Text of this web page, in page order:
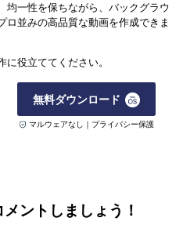
均一性を保ちながら、バックグラウ
ロ並みの高品質な動画を作成できま
役立ててください。
無料ダウンロード
マルウェアなし｜プライバシー保護
ントしましょう！